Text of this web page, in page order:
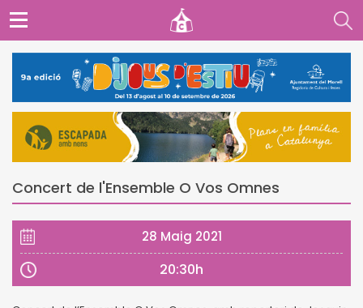
Concert de l'Ensemble O Vos Omnes
28 Maig 2021
20:30h